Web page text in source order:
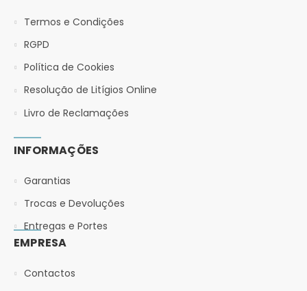
Termos e Condições
RGPD
Política de Cookies
Resolução de Litígios Online
Livro de Reclamações
INFORMAÇÕES
Garantias
Trocas e Devoluções
Entregas e Portes
EMPRESA
Contactos